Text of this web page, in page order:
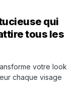
qui
tous les
votre look
chaque visage